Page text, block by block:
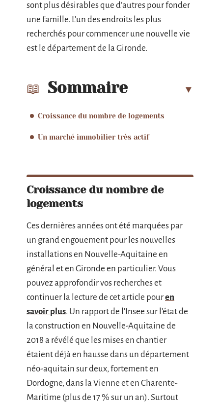
sont plus désirables que d’autres pour fonder
une famille. L’un des endroits les plus
recherchés pour commencer une nouvelle vie
est le département de la Gironde.
Sommaire
Croissance du nombre de logements
Un marché immobilier très actif
Croissance du nombre de
logements
Ces dernières années ont été marquées par
un grand engouement pour les nouvelles
installations en Nouvelle-Aquitaine en
général et en Gironde en particulier. Vous
pouvez approfondir vos recherches et
continuer la lecture de cet article pouren
savoir plus. Un rapport de l’Insee sur l’état de
la construction en Nouvelle-Aquitaine de
2018 a révélé que les mises en chantier
étaient déjà en hausse dans un département
néo-aquitain sur deux, fortement en
Dordogne, dans la Vienne et en Charente-
Maritime (plus de 17 % sur un an). Surtout